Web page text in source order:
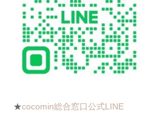
★cocomin総合窓口公式LINE